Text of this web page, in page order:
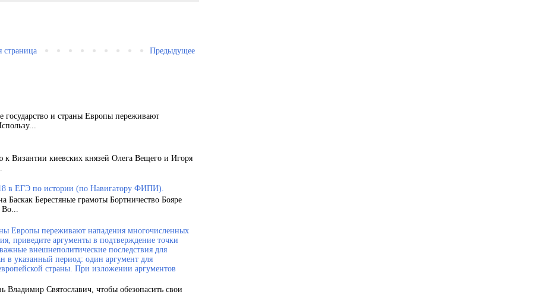
Предыдущее
страница
и страны Европы переживают
к Византии киевских князей Олега Вещего и Игоря
в ЕГЭ по истории (по Навигатору ФИПИ).
Берестяные грамоты Бортничество Бояре
Во...
Европы переживают нападения многочисленных
приведите аргументы в подтверждение точки
внешнеполитические последствия для
в указанный период: один аргумент для
страны. При изложении аргументов
Владимир Святославич, чтобы обезопасить свои